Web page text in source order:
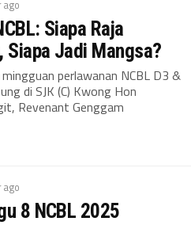
ago
Siapa Raja
Siapa Jadi Mangsa?
perlawanan NCBL D3 &
di SJK (C) Kwong Hon
Revenant Genggam
ago
8 NCBL 2025